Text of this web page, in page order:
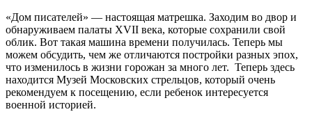
«Дом писателей» — настоящая матрешка. Заходим во двор и
обнаруживаем палаты XVII века, которые сохранили свой
облик. Вот такая машина времени получилась. Теперь мы
можем обсудить, чем же отличаются постройки разных эпох,
что изменилось в жизни горожан за много лет. Теперь здесь
находится Музей Московских стрельцов, который очень
рекомендуем к посещению, если ребенок интересуется
военной историей.